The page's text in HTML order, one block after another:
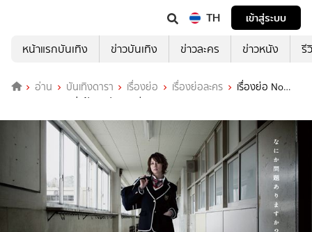
TH
เข้าสู่ระบบ
หน้าแรกบันเทิง
ข่าวบันเทิง ข่าวละคร ข่าวหนัง รี
อ่าน บันเทิงดารา เรื่องย่อ เรื่องย่อละคร
เรื่องย่อ No
Dropping Out ส่งป้ามาปราบเกรียน